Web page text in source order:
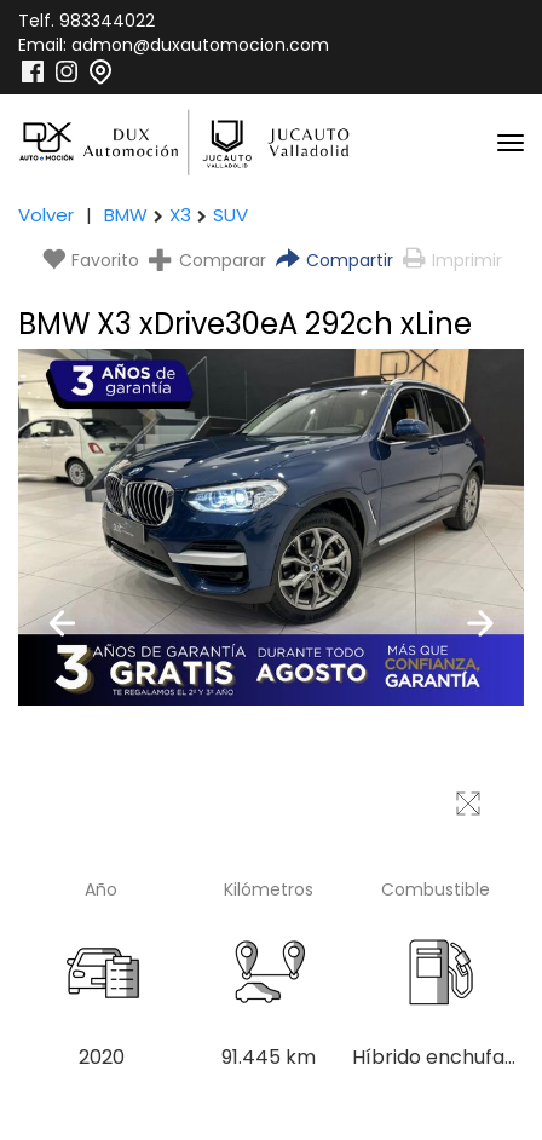
Telf. 983344022
Email: admon@duxautomocion.com
Volver | BMW X3 SUV
Favorito Comparar Compartir Imprimir
BMW X3 xDrive30eA 292ch xLine
Año
2020
Kilómetros
91.445 km
Combustible
Híbrido enchufable